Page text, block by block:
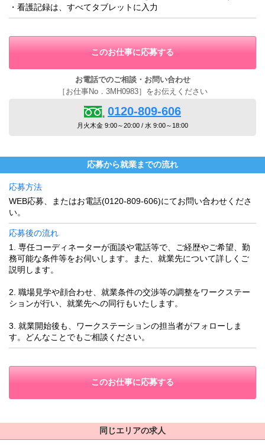
・看護記録は、すべてタブレットに入力
このお仕事に応募する
お電話でのご相談・お問い合わせ
［お仕事No．3MH0983］をお伝えください
0120-809-606
月火木金 9:00～20:00 / 水 9:00～18:00
応募から就業までの流れ
応募方法
WEB応募、またはお電話(0120-809-606)にてお問い合わせくださ
い。
応募後の流れ
1. 専任コーディネーターが面談や電話等で、ご経歴やご希望、勤
務可能な条件等をお伺いします。また、就業先について詳しくご
説明します。
2. 職場見学や顔合わせ、就業条件の交渉等の調整をワークステー
ションが行い、就業先への同行もいたします。
3. 就業開始後も、ワークステーションの担当者がフォローしま
す。どんなことでもご相談ください。
このお仕事に応募する
同じエリアの求人